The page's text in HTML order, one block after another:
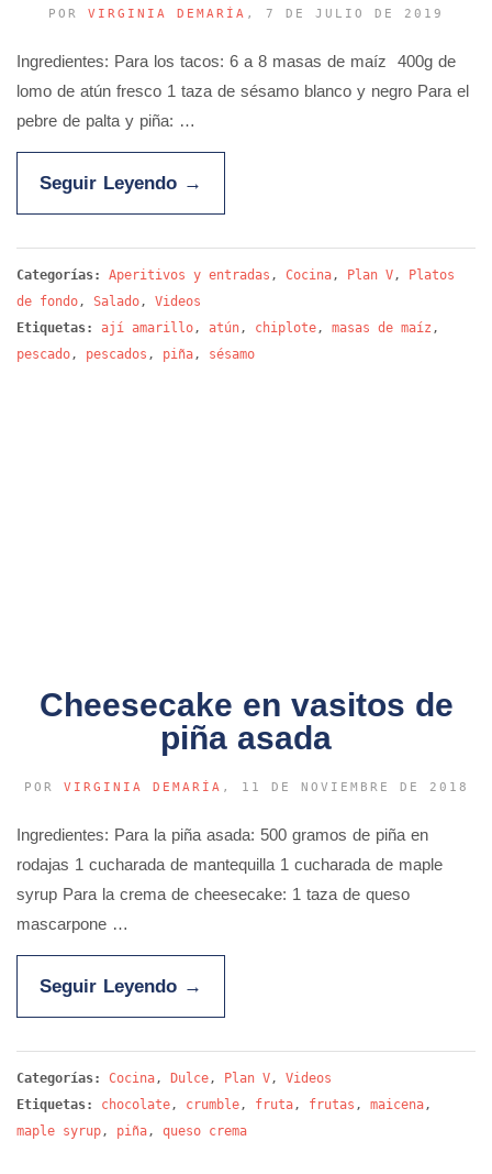
POR VIRGINIA DEMARÍA , 7 DE JULIO DE 2019
Ingredientes: Para los tacos: 6 a 8 masas de maíz 400g de
lomo de atún fresco 1 taza de sésamo blanco y negro Para el
pebre de palta y piña: …
Seguir Leyendo →
Categorías: Aperitivos y entradas , Cocina , Plan V , Platos
de fondo , Salado , Videos
Etiquetas:
ají amarillo , atún , chiplote , masas de maíz ,
pescado , pescados , piña , sésamo
Cheesecake en vasitos de
piña asada
POR VIRGINIA DEMARÍA , 11 DE NOVIEMBRE DE 2018
Ingredientes: Para la piña asada: 500 gramos de piña en
rodajas 1 cucharada de mantequilla 1 cucharada de maple
syrup Para la crema de cheesecake: 1 taza de queso
mascarpone …
Seguir Leyendo →
Categorías: Cocina, Dulce, Plan V, Videos
Etiquetas:
chocolate, crumble, fruta, frutas , maicena,
maple syrup, piña, queso crema